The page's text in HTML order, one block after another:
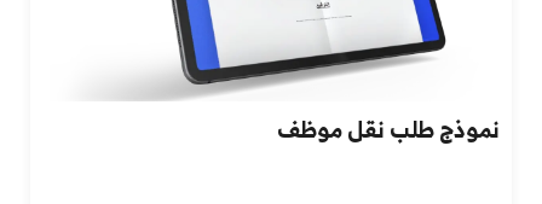
نموذج طلب نقل موظف